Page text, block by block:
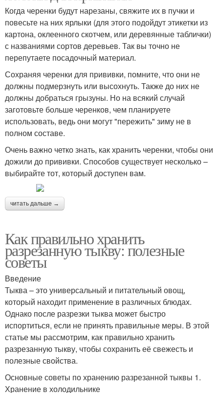
Когда черенки будут нарезаны, свяжите их в пучки и
повесьте на них ярлыки (для этого подойдут этикетки из
картона, оклеенного скотчем, или деревянные таблички)
с названиями сортов деревьев. Так вы точно не
перепутаете посадочный материал.
Сохраняя черенки для прививки, помните, что они не
должны подмерзнуть или высохнуть. Также до них не
должны добраться грызуны. Но на всякий случай
заготовьте больше черенков, чем планируете
использовать, ведь они могут "пережить" зиму не в
полном составе.
Очень важно четко знать, как хранить черенки, чтобы они
дожили до прививки. Способов существует несколько –
выбирайте тот, который доступен вам.
читать дальше →
Как правильно хранить
разрезанную тыкву: полезные
советы
Введение
Тыква – это универсальный и питательный овощ,
который находит применение в различных блюдах.
Однако после разрезки тыква может быстро
испортиться, если не принять правильные меры. В этой
статье мы рассмотрим, как правильно хранить
разрезанную тыкву, чтобы сохранить её свежесть и
полезные свойства.
Основные советы по хранению разрезанной тыквы 1.
Хранение в холодильнике